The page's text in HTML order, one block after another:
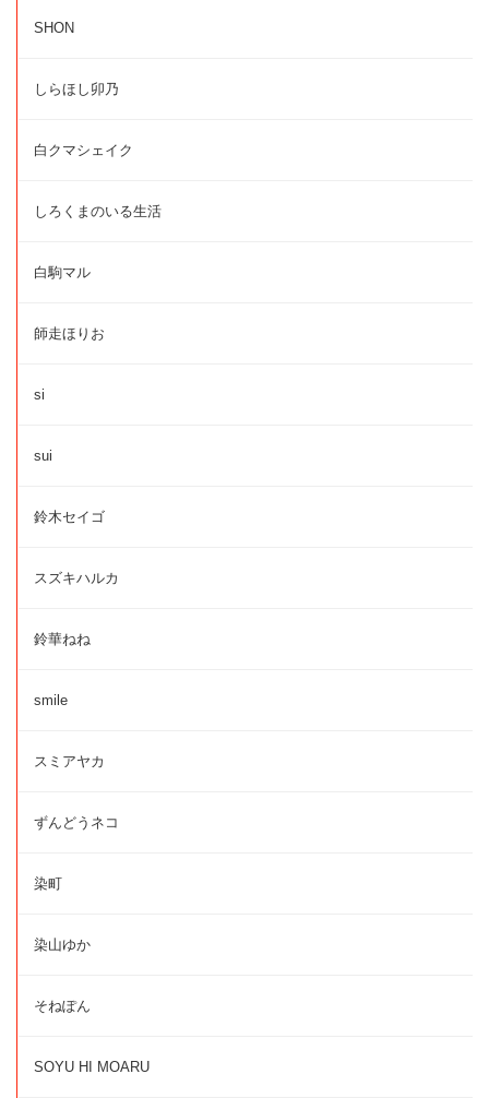
SHON
しらほし卯乃
白クマシェイク
しろくまのいる生活
白駒マル
師走ほりお
si
sui
鈴木セイゴ
スズキハルカ
鈴華ねね
smile
スミアヤカ
ずんどうネコ
染町
染山ゆか
そねぽん
SOYU HI MOARU